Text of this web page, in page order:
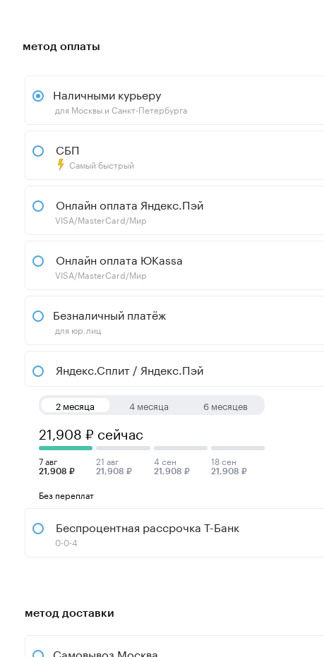
метод оплаты
Наличными курьеру
для Москвы и Санкт-Петербурга
СБП
Самый быстрый
Онлайн оплата Яндекс.Пэй
VISA/MasterCard/Мир
Онлайн оплата ЮKassa
VISA/MasterCard/Мир
Безналичный платёж
для юр.лиц
Яндекс.Сплит / Яндекс.Пэй
2 месяца 4 месяца 6 месяцев
21,908 ₽ сейчас
7 авг
21,908 ₽
21 авг
21,908 ₽
4 сен
21,908 ₽
18 сен
21,908 ₽
Без переплат
Беспроцентная рассрочка Т-Банк
0-0-4
метод доставки
Самовывоз Москва